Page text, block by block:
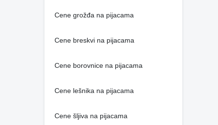
Cene grožđa na pijacama
Cene breskvi na pijacama
Cene borovnice na pijacama
Cene lešnika na pijacama
Cene šljiva na pijacama